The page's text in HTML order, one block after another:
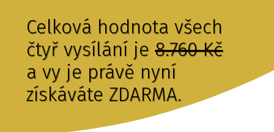
Celková hodnota všech
čtyř vysílání je8.760 Kč
a vy je právě nyní
získáváte ZDARMA.